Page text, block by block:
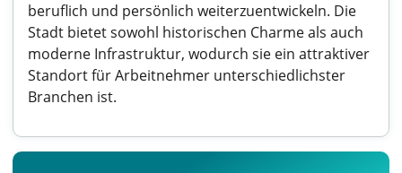
beruflich und persönlich weiterzuentwickeln. Die
Stadt bietet sowohl historischen Charme als auch
moderne Infrastruktur, wodurch sie ein attraktiver
Standort für Arbeitnehmer unterschiedlichster
Branchen ist.